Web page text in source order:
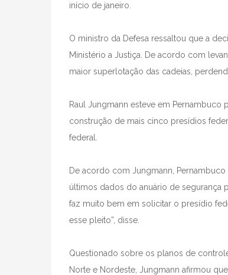
início de janeiro.
O ministro da Defesa ressaltou que a
Ministério a Justiça. De acordo com
maior superlotação das cadeias,
Raul Jungmann esteve em Pernambuco
construção de mais cinco presídios
federal.
De acordo com Jungmann,
últimos dados do anuário de segurança
faz muito bem em solicitar o presídio
esse pleito”, disse.
Questionado sobre os planos de
Norte e Nordeste, Jungmann afirmou